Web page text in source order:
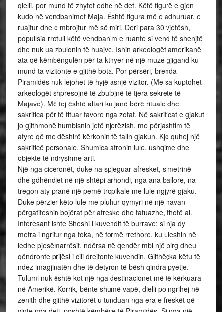
qielli, por mund të zhytet edhe në det. Këtë figurë e gjen
kudo në vendbanimet Maja. Është figura më e adhuruar, e
ruajtur dhe e mbrojtur më së miri. Deri para 30 vjetësh,
popullsia rrotull këtë vendbanim e ruante si vend të shenjtë
dhe nuk ua zbulonin të huajve. Ishin arkeologët amerikanë
ata që këmbëngulën për ta kthyer në një muze gjigand ku
mund ta vizitonte e gjithë bota. Por përsëri, brenda
Piramidës nuk lejohet të hyjë asnjë vizitor. (Me sa kuptohet
arkeologët shpresojnë të zbulojnë të tjera sekrete të
Majave). Më tej është altari ku janë bërë rituale dhe
sakrifica për të fituar favore nga zotat. Në sakrificat e gjakut
jo gjithmonë humbisnin jetë njerëzish, me përjashtim të
atyre që me dëshirë kërkonin të falin gjakun. Kjo quhej një
sakrificë personale. Shumica afronin lule, ushqime dhe
objekte të ndryshme arti.
Një nga ciceronët, duke na spjeguar afresket, simetrinë
dhe gdhëndjet në një shtëpi arhondi, nga ana ballore, na
tregon aty pranë një pemë tropikale me lule ngjyrë gjaku.
Duke përzier këto lule me pluhur qymyri në një havan
përgatiteshin bojërat për afreske dhe tatuazhe, thotë ai.
Interesant ishte Sheshi i kuvendit të burrave; si nja dy
metra i ngritur nga toka, në formë rrethore, ku uleshin në
ledhe pjesëmarrësit, ndërsa në qendër mbi një pirg dheu
qëndronte prijësi i cili drejtonte kuvendin. Gjithëçka këtu të
ndez imagjinatën dhe të detyron të bësh qindra pyetje.
Tulumi nuk është kot një nga destinacionet më të kërkuara
në Amerikë. Korrik, bënte shumë vapë, dielli po ngrihej në
zenith dhe gjithë vizitorët u tunduan nga era e freskët që